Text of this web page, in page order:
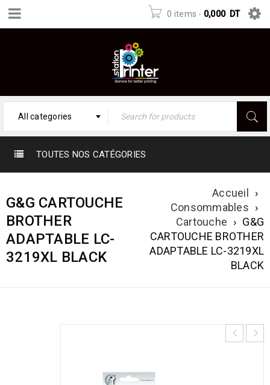
0 items - 0,000 DT
All categories
TOUTES NOS CATÉGORIES
G&G CARTOUCHE
BROTHER
ADAPTABLE LC-
3219XL BLACK
Accueil
›
Consommables ›
Cartouche › G&G
CARTOUCHE BROTHER
ADAPTABLE LC-3219XL
BLACK